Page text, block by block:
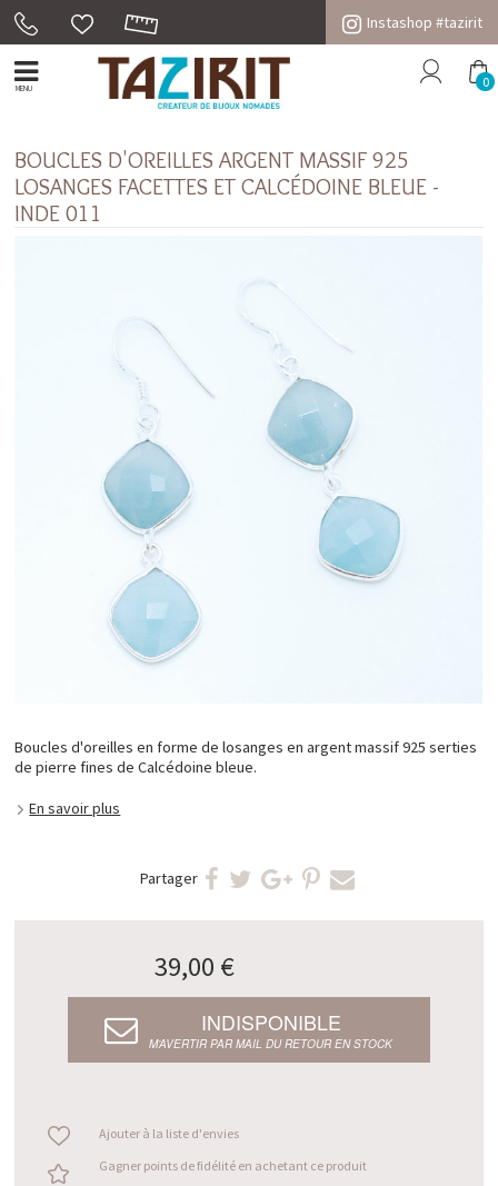
Instashop #tazirit
MENU 0
BOUCLES D'OREILLES ARGENT MASSIF 925
LOSANGES FACETTES ET CALCÉDOINE BLEUE -
INDE 011
Boucles d'oreilles en forme de losanges en argent massif 925 serties
de pierre fines de Calcédoine bleue.
En savoir plus
Partager
39,00 €
INDISPONIBLE
M’AVERTIR PAR MAIL DU RETOUR EN STOCK
Ajouter à la liste d'envies
Gagner points de fidélité en achetant ce produit